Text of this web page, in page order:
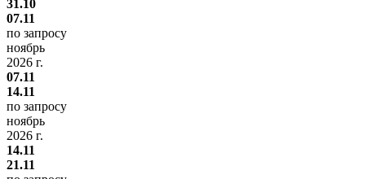
31.10
07.11
по запросу
ноябрь
2026 г.
07.11
14.11
по запросу
ноябрь
2026 г.
14.11
21.11